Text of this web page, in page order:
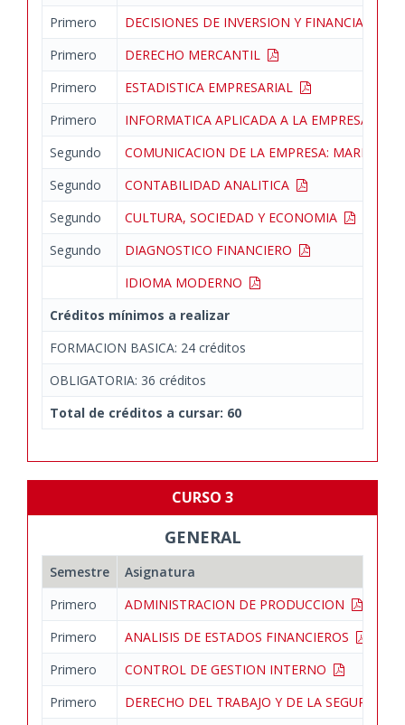
Primero
DECISIONES DE INVERSION Y FINANCIACION
Primero
DERECHO MERCANTIL
Primero
ESTADISTICA EMPRESARIAL
Primero
INFORMATICA APLICADA A LA EMPRESA
Segundo
COMUNICACION DE LA EMPRESA:
Segundo
CONTABILIDAD ANALITICA
Segundo
CULTURA, SOCIEDAD Y ECONOMIA
Segundo
DIAGNOSTICO FINANCIERO
IDIOMA MODERNO
Créditos mínimos a realizar
FORMACION BASICA: 24 créditos
OBLIGATORIA: 36 créditos
Total de créditos a cursar: 60
CURSO 3
GENERAL
Semestre
Asignatura
Primero
ADMINISTRACION DE PRODUCCION
Primero
ANALISIS DE ESTADOS FINANCIEROS
Primero
CONTROL DE GESTION INTERNO
Primero
DERECHO DEL TRABAJO Y DE LA